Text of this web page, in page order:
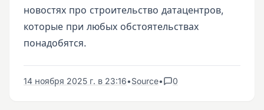
новостях про строительство датацентров,
которые при любых обстоятельствах
понадобятся.
14 ноября 2025 г. в 23:16•Source• 0